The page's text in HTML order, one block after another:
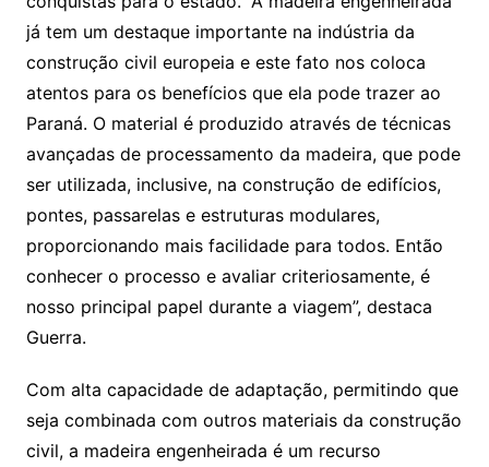
já tem um destaque importante na indústria da
construção civil europeia e este fato nos coloca
atentos para os benefícios que ela pode trazer ao
Paraná. O material é produzido através de técnicas
avançadas de processamento da madeira, que pode
ser utilizada, inclusive, na construção de edifícios,
pontes, passarelas e estruturas modulares,
proporcionando mais facilidade para todos. Então
conhecer o processo e avaliar criteriosamente, é
nosso principal papel durante a viagem”, destaca
Guerra.
Com alta capacidade de adaptação, permitindo que
seja combinada com outros materiais da construção
civil, a madeira engenheirada é um recurso